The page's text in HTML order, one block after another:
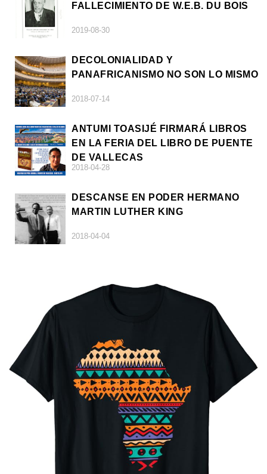
FALLECIMIENTO DE W.E.B. DU BOIS
2019-08-30
DECOLONIALIDAD Y
PANAFRICANISMO NO SON LO MISMO
2018-07-14
ANTUMI TOASIJÉ FIRMARÁ LIBROS
EN LA FERIA DEL LIBRO DE PUENTE
DE VALLECAS
2018-04-28
DESCANSE EN PODER HERMANO
MARTIN LUTHER KING
2018-04-04